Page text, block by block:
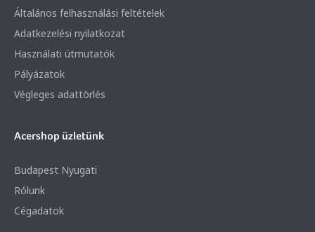
Általános felhasználási feltételek
Adatkezelési nyilatkozat
Használati útmutatók
Pályázatok
Végleges adattörlés
Acershop üzletünk
Budapest Nyugati
Rólunk
Cégadatok